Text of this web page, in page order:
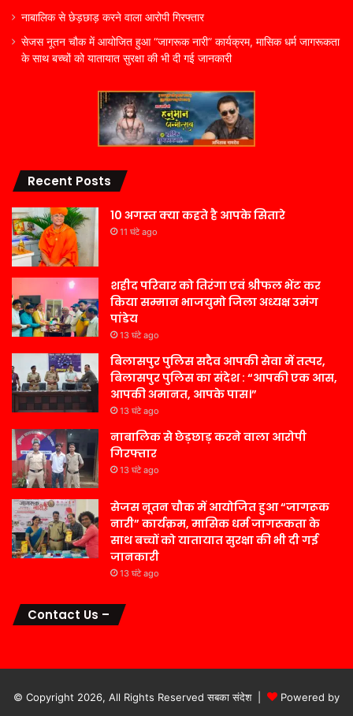
नाबालिक से छेड़छाड़ करने वाला आरोपी गिरफ्तार
सेजस नूतन चौक में आयोजित हुआ “जागरूक नारी” कार्यक्रम, मासिक धर्म जागरूकता
के साथ बच्चों को यातायात सुरक्षा की भी दी गई जानकारी
Recent Posts
10 अगस्त क्या कहते है आपके सितारे
11 घंटे ago
शहीद परिवार को तिरंगा एवं श्रीफल भेंट कर
किया सम्मान भाजयुमो जिला अध्यक्ष उमंग
पांडेय
13 घंटे ago
बिलासपुर पुलिस सदैव आपकी सेवा में तत्पर,
बिलासपुर पुलिस का संदेश : “आपकी एक आस,
आपकी अमानत, आपके पास।”
13 घंटे ago
नाबालिक से छेड़छाड़ करने वाला आरोपी
गिरफ्तार
13 घंटे ago
सेजस नूतन चौक में आयोजित हुआ “जागरूक
नारी” कार्यक्रम, मासिक धर्म जागरूकता के
साथ बच्चों को यातायात सुरक्षा की भी दी गई
जानकारी
13 घंटे ago
Contact Us –
© Copyright 2026, All Rights Reserved सबका संदेश |
Powered by